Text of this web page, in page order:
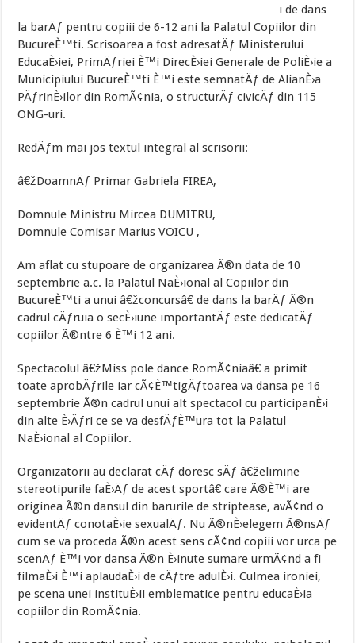
i de dans
la barÄƒ pentru copiii de 6-12 ani la Palatul Copiilor din
BucureÈ™ti. Scrisoarea a fost adresatÄƒ Ministerului
EducaÈ›iei, PrimÄƒriei È™i DirecÈ›iei Generale de PoliÈ›ie a
Municipiului BucureÈ™ti È™i este semnatÄƒ de AlianÈ›a
PÄƒrinÈ›ilor din RomÃ¢nia, o structurÄƒ civicÄƒ din 115
ONG-uri.
RedÄƒm mai jos textul integral al scrisorii:
â€žDoamnÄƒ Primar Gabriela FIREA,
Domnule Ministru Mircea DUMITRU,
Domnule Comisar Marius VOICU ,
Am aflat cu stupoare de organizarea Ã®n data de 10
septembrie a.c. la Palatul NaÈ›ional al Copiilor din
BucureÈ™ti a unui â€žconcursâ€ de dans la barÄƒ Ã®n
cadrul cÄƒruia o secÈ›iune importantÄƒ este dedicatÄƒ
copiilor Ã®ntre 6 È™i 12 ani.
Spectacolul â€žMiss pole dance RomÃ¢niaâ€ a primit
toate aprobÄƒrile iar cÃ¢È™tigÄƒtoarea va dansa pe 16
septembrie Ã®n cadrul unui alt spectacol cu participanÈ›i
din alte È›Äƒri ce se va desfÄƒÈ™ura tot la Palatul
NaÈ›ional al Copiilor.
Organizatorii au declarat cÄƒ doresc sÄƒ â€želimine
stereotipurile faÈ›Äƒ de acest sportâ€ care Ã®È™i are
originea Ã®n dansul din barurile de striptease, avÃ¢nd o
evidentÄƒ conotaÈ›ie sexualÄƒ. Nu Ã®nÈ›elegem Ã®nsÄƒ
cum se va proceda Ã®n acest sens cÃ¢nd copiii vor urca pe
scenÄƒ È™i vor dansa Ã®n È›inute sumare urmÃ¢nd a fi
filmaÈ›i È™i aplaudaÈ›i de cÄƒtre adulÈ›i. Culmea ironiei,
pe scena unei instituÈ›ii emblematice pentru educaÈ›ia
copiilor din RomÃ¢nia.